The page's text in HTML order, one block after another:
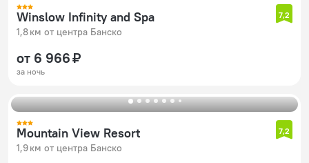
Winslow Infinity and Spa
1,8 км от центра Банско
7,2
от 6 966 ₽
за ночь
Mountain View Resort
1,9 км от центра Банско
7,2